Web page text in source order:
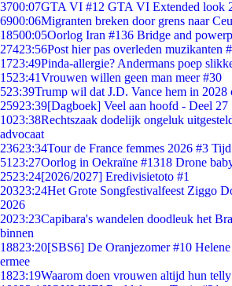
3700:07GTA VI #12 GTA VI Extended look
6900:06Migranten breken door grens naar
18500:05Oorlog Iran #136 Bridge and
27423:56Post hier pas overleden muzikanten
1723:49Pinda-allergie? Andermans poep
1523:41Vrouwen willen geen man meer #30
523:39Trump wil dat J.D. Vance hem in 2028
25923:39[Dagboek] Veel aan hoofd - Deel 27
1023:38Rechtszaak dodelijk ongeluk
advocaat
23623:34Tour de France femmes 2026 #3
51 23:27Oorlog in Oekraïne #1318 Drone
2523:24[2026/2027] Eredivisietoto #1
20323:24Het Grote Songfestivalfeest Ziggo
2026
2023:23Capibara's wandelen doodleuk het
binnen
18823:20[SBS6] De Oranjezomer #10
ermee
1823:19Waarom doen vrouwen altijd hun